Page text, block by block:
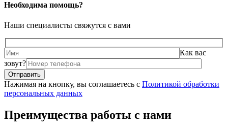
Необходима помощь?
Наши специалисты свяжутся с вами
Как вас
зовут?
Нажимая на кнопку, вы соглашаетесь с Политикой обработки
персональных данных
Преимущества работы с нами